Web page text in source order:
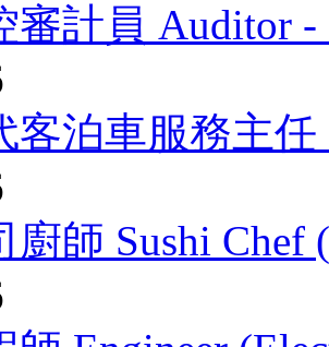
審計員 Auditor -
客泊車服務主任
廚師 Sushi Chef